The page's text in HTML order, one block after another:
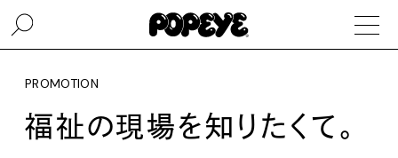
PROMOTION
福祉の現場を知りたくて。